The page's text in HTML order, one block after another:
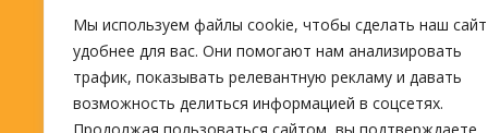
Мы используем файлы cookie, чтобы сделать наш сайт
удобнее для вас. Они помогают нам анализировать
трафик, показывать релевантную рекламу и давать
возможность делиться информацией в соцсетях.